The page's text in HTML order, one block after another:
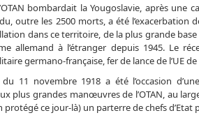
bombardait la Yougoslavie, après une
outre les 2500 morts, a été l’exacerbation
dans ce territoire, de la plus grande
allemand à l’étranger depuis 1945. Le
germano-française, fer de lance de l’UE
11 novembre 1918 a été l’occasion
plus grandes manœuvres de l’OTAN, au
protégé ce jour-là) un parterre de chefs